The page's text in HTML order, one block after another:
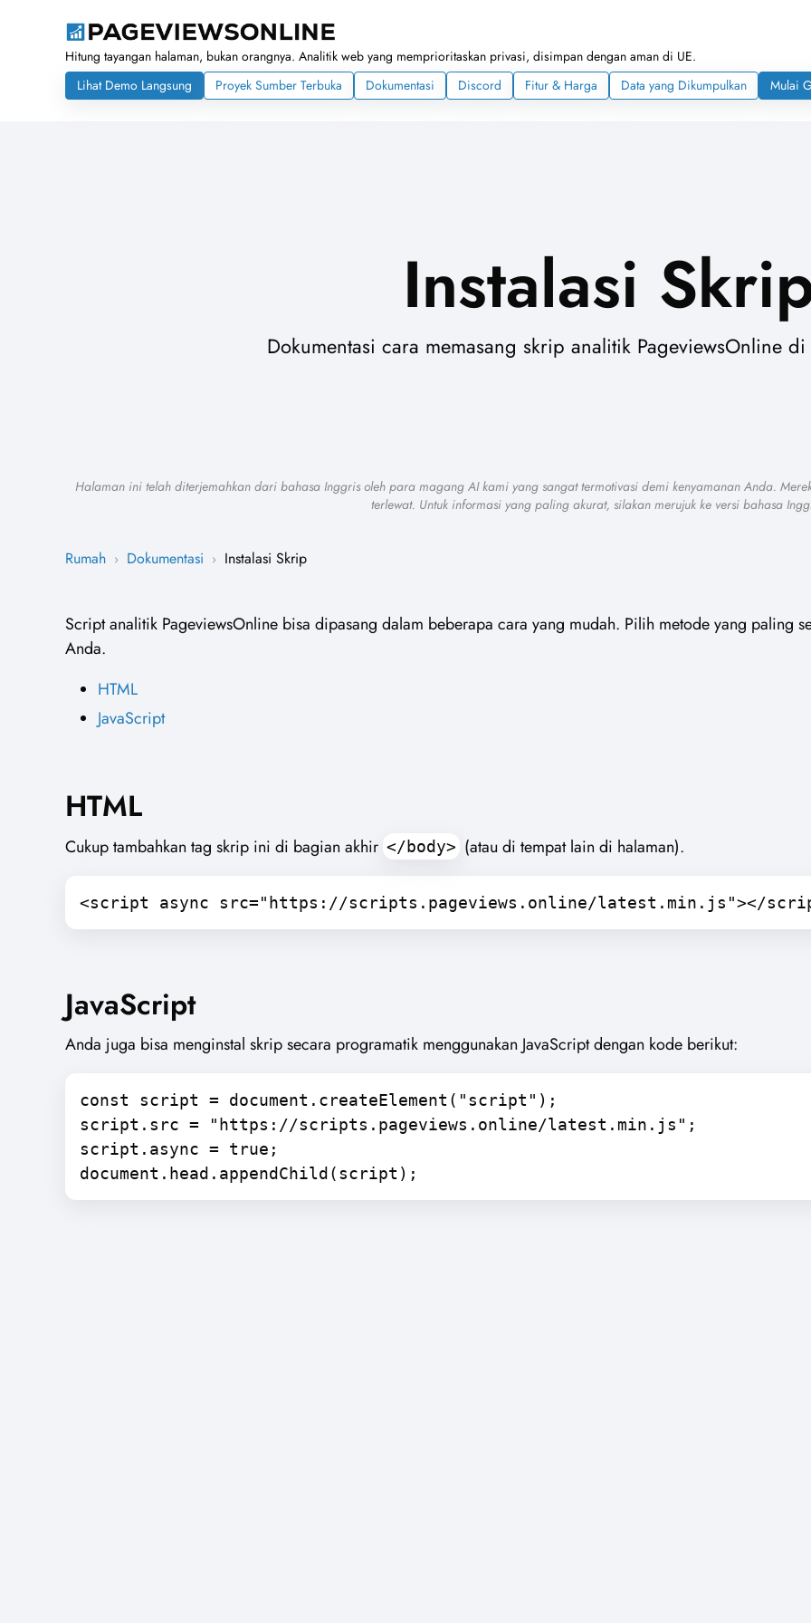
Hitung tayangan halaman, bukan orangnya. Analitik web yang memprioritaskan privasi, disimpan dengan aman di UE.
Lihat Demo Langsung
Proyek Sumber Terbuka Dokumentasi Discord Fitur & Harga Data yang Dikumpulkan Mulai
Instalasi
Dokumentasi cara memasang skrip analitik PageviewsOnline
Halaman ini telah diterjemahkan dari bahasa Inggris oleh para magang AI kami yang sangat termotivasi demi kenyamanan Anda.
terlewat. Untuk informasi yang paling akurat, silakan merujuk ke versi bahasa
Rumah › Dokumentasi › Instalasi Skrip
Script analitik PageviewsOnline bisa dipasang dalam beberapa cara yang mudah. Pilih metode yang paling
Anda.
HTML
JavaScript
HTML
Cukup tambahkan tag skrip ini di bagian akhir </body> (atau di tempat lain di halaman).
<script async src="https://scripts.pageviews.online/latest.min.js"></
JavaScript
Anda juga bisa menginstal skrip secara programatik menggunakan JavaScript dengan kode berikut:
const script = document.createElement("script");
script.src = "https://scripts.pageviews.online/latest.min.js";
script.async = true;
document.head.appendChild(script);